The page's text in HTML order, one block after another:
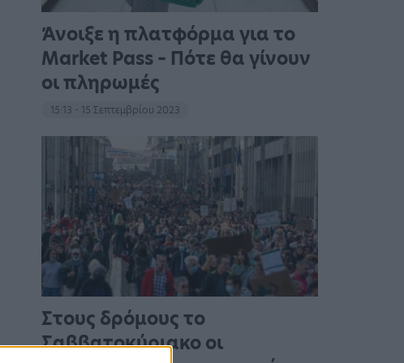
Άνοιξε η πλατφόρμα για το
Market Pass – Πότε θα γίνουν
οι πληρωμές
15:13 - 15 Σεπτεμβρίου 2023
Στους δρόμους το
Σαββατοκύριακο οι